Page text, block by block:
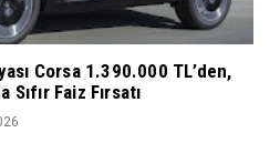
Corsa 1.390.000 TL’den,
Faiz Fırsatı